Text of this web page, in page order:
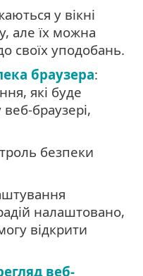
у вікні
але їх можна
своїх уподобань.
браузера:
які буде
браузері,
безпеки
налаштовано,
відкрити
веб-